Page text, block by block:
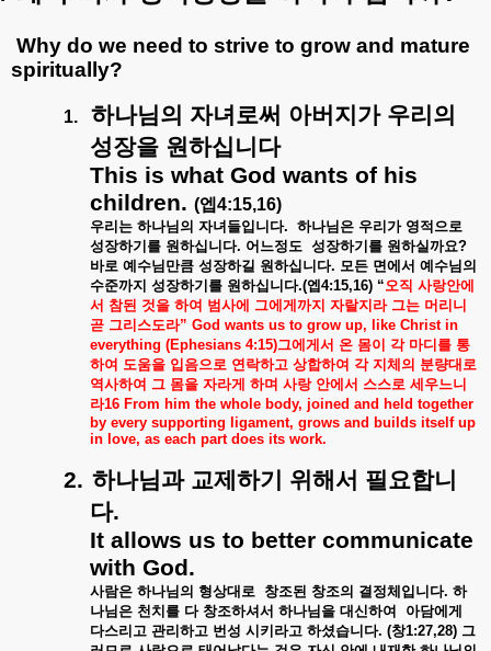
Why do we need to strive to grow and mature
spiritually?
1. 하나님의 자녀로써 아버지가 우리의
성장을 원하십니다
This is what God wants of his
children. (엡4:15,16)
우리는 하나님의 자녀들입니다. 하나님은 우리가 영적으로
성장하기를 원하십니다. 어느정도 성장하기를 원하실까요?
바로 예수님만큼 성장하길 원하십니다. 모든 면에서 예수님의
수준까지 성장하기를 원하십니다.(엡4:15,16) “오직 사랑안에
서 참된 것을 하여 범사에 그에게까지 자랄지라 그는 머리니
곧 그리스도라” God wants us to grow up, like Christ in
everything (Ephesians 4:15)그에게서 온 몸이 각 마디를 통
하여 도움을 입음으로 연락하고 상합하여 각 지체의 분량대로
역사하여 그 몸을 자라게 하며 사랑 안에서 스스로 세우느니
라16 From him the whole body, joined and held together
by every supporting ligament, grows and builds itself up
in love, as each part does its work.
2. 하나님과 교제하기 위해서 필요합니
다.
It allows us to better communicate
with God.
사람은 하나님의 형상대로 창조된 창조의 결정체입니다. 하
나님은 천치를 다 창조하셔서 하나님을 대신하여
아담에게
다스리고 관리하고 번성 시키라고 하셨습니다. (창1:27,28) 그